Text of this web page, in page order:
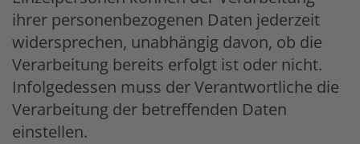
ihrer personenbezogenen Daten jederzeit
widersprechen, unabhängig davon, ob die
Verarbeitung bereits erfolgt ist oder nicht.
Infolgedessen muss der Verantwortliche die
Verarbeitung der betreffenden Daten
einstellen.